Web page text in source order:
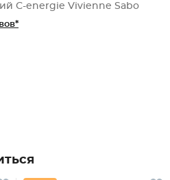
С-energie Vivienne Sabo